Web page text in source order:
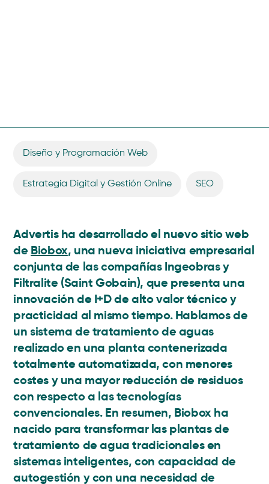
Diseño y Programación Web
Estrategia Digital y Gestión Online SEO
Advertis ha desarrollado el nuevo sitio web
de Biobox, una nueva iniciativa empresarial
conjunta de las compañías Ingeobras y
Filtralite (Saint Gobain), que presenta una
innovación de I+D de alto valor técnico y
practicidad al mismo tiempo. Hablamos de
un sistema de tratamiento de aguas
realizado en una planta contenerizada
totalmente automatizada, con menores
costes y una mayor reducción de residuos
con respecto a las tecnologías
convencionales. En resumen, Biobox ha
nacido para transformar las plantas de
tratamiento de agua tradicionales en
sistemas inteligentes,con capacidad de
autogestión y con una necesidad de